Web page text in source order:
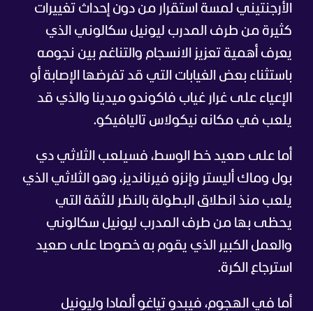
الأرجنتيني لمسة استقرار من دون إحداث تغييرات
كثيرة من طرف المدرب ليونيل سكالوني الذي
يعرف أهمية تعزيز الانسجام والتناغم بين نجومه
باستثناء بعض الغيابات التي قد تفرضها الإصابة أو
الإعياء على غرار غياب فاكوندو ميدينا والذي قد
يلعب في مكانه نيكولاس تاليافيكو.
أما على صعيد خط الوسط، فسيلعب الثلاثي دي
بول وماك أليستر وإنزو فيرنانديز، وهو الثلاثي الذي
يلعب منذ انطلاق البطولة بالنظر للثقة التي
يحظى بها من طرف المدرب ليونيل سكالوني
والعمل الكبير الذي يقوم به خصوصا على صعيد
استرجاع الكرة.
أما في الهجوم، فيبدو تياغو ألمادا وليونيل